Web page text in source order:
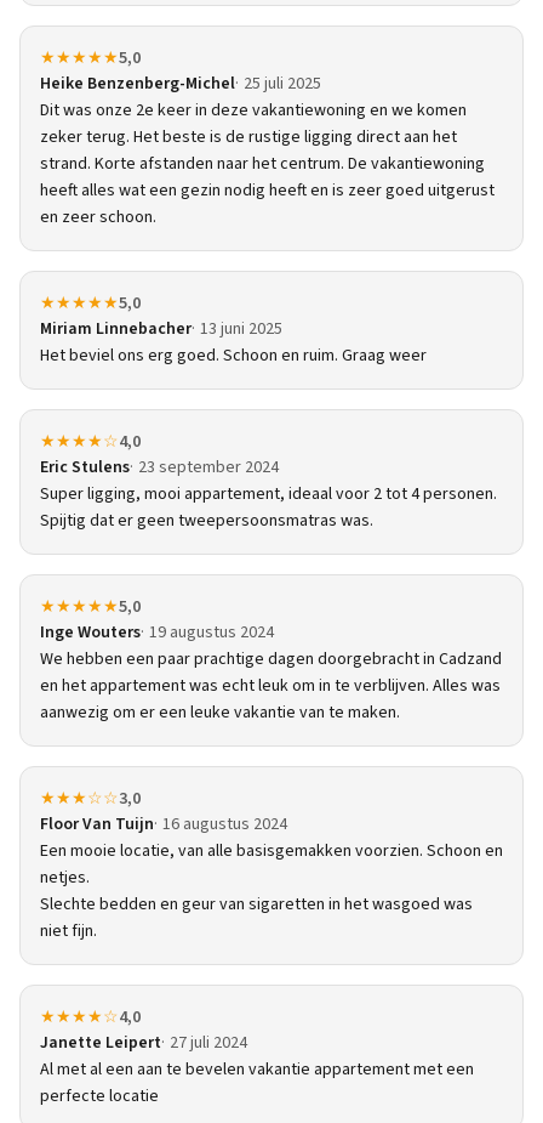
★★★★★5,0
Heike Benzenberg-Michel 25 juli 2025
Dit was onze 2e keer in deze vakantiewoning en we komen
zeker terug. Het beste is de rustige ligging direct aan het
strand. Korte afstanden naar het centrum. De vakantiewoning
heeft alles wat een gezin nodig heeft en is zeer goed uitgerust
en zeer schoon.
★★★★★5,0
Miriam Linnebacher 13 juni 2025
Het beviel ons erg goed. Schoon en ruim. Graag weer
★★★★☆4,0
Eric Stulens 23 september 2024
Super ligging, mooi appartement, ideaal voor 2 tot 4 personen.
Spijtig dat er geen tweepersoonsmatras was.
★★★★★5,0
Inge Wouters 19 augustus 2024
We hebben een paar prachtige dagen doorgebracht in Cadzand
en het appartement was echt leuk om in te verblijven. Alles was
aanwezig om er een leuke vakantie van te maken.
★★★☆☆3,0
Floor Van Tuijn 16 augustus 2024
Een mooie locatie, van alle basisgemakken voorzien. Schoon en
netjes.
Slechte bedden en geur van sigaretten in het wasgoed was
niet fijn.
★★★★☆4,0
Janette Leipert 27 juli 2024
Al met al een aan te bevelen vakantie appartement met een
perfecte locatie